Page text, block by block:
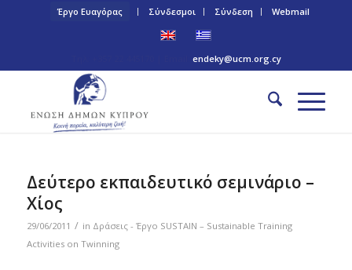
Έργο Ευαγόρας Σύνδεσμοι Σύνδεση Webmail
endeky@ucm.org.cy
Δεύτερο εκπαιδευτικό σεμινάριο –
Χίος
29/06/2011 / in Δράσεις - Έργο SUSTAIN – Sustainable Training
Activities on Twinning